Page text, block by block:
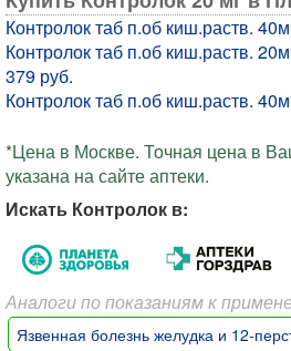
Контролок таб п.об киш.раств.
Контролок таб п.об киш.раств.
379 руб.
Контролок таб п.об киш.раств.
*Цена в Москве. Точная цена в
указана на сайте аптеки.
Искать Контролок в:
Аналоги по показаниям к
Язвенная болезнь желудка и 12-